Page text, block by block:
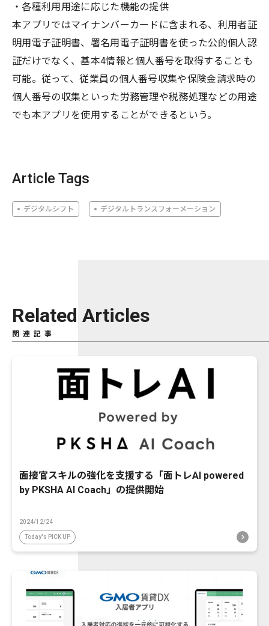
・各種利用用途に応じた機能の提供
本アプリではマイナンバーカードに含まれる、利用者証
明用電子証明書、署名用電子証明書を使った公的個人認
証だけでなく、基本4情報と個人番号を取得することも
可能。従って、従業員の個人番号収集や保険金請求時の
個人番号の収集といった労務管理や税務処理などの用途
でも本アプリを使用することができるという。
Article Tags
デジタルシフト デジタルトランスフォーメーション
Related Articles
関連記事
面接官スキルの強化を支援する「面トレAI powered
by PKSHA AI Coach」の提供開始
2024/12/24
Today's PICK UP